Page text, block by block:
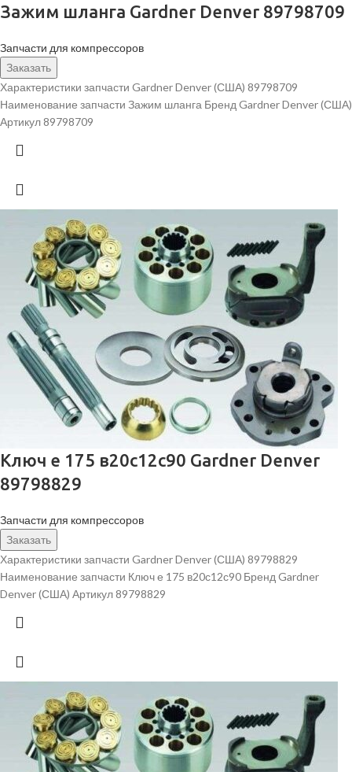
Зажим шланга Gardner Denver 89798709
Запчасти для компрессоров
Заказать
Характеристики запчасти Gardner Denver (США) 89798709
Наименование запчасти Зажим шланга Бренд Gardner Denver (США)
Артикул 89798709
Ключ е 175 в20с12с90 Gardner Denver
89798829
Запчасти для компрессоров
Заказать
Характеристики запчасти Gardner Denver (США) 89798829
Наименование запчасти Ключ е 175 в20с12с90 Бренд Gardner
Denver (США) Артикул 89798829